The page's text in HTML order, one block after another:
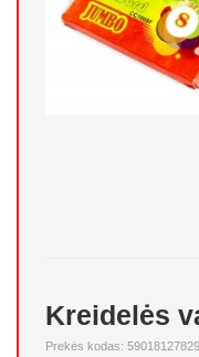
Kreidelės
Prekės kodas: